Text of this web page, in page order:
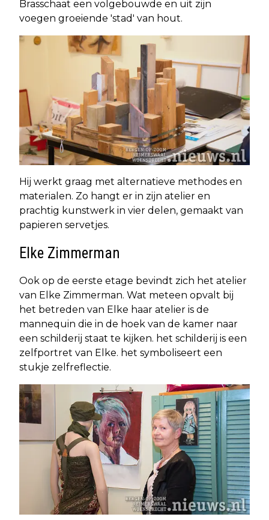
Brasschaat een volgebouwde en uit zijn
voegen groeiende 'stad' van hout.
Hij werkt graag met alternatieve methodes en
materialen. Zo hangt er in zijn atelier en
prachtig kunstwerk in vier delen, gemaakt van
papieren servetjes.
Elke Zimmerman
Ook op de eerste etage bevindt zich het atelier
van Elke Zimmerman. Wat meteen opvalt bij
het betreden van Elke haar atelier is de
mannequin die in de hoek van de kamer naar
een schilderij staat te kijken. het schilderij is een
zelfportret van Elke. het symboliseert een
stukje zelfreflectie.